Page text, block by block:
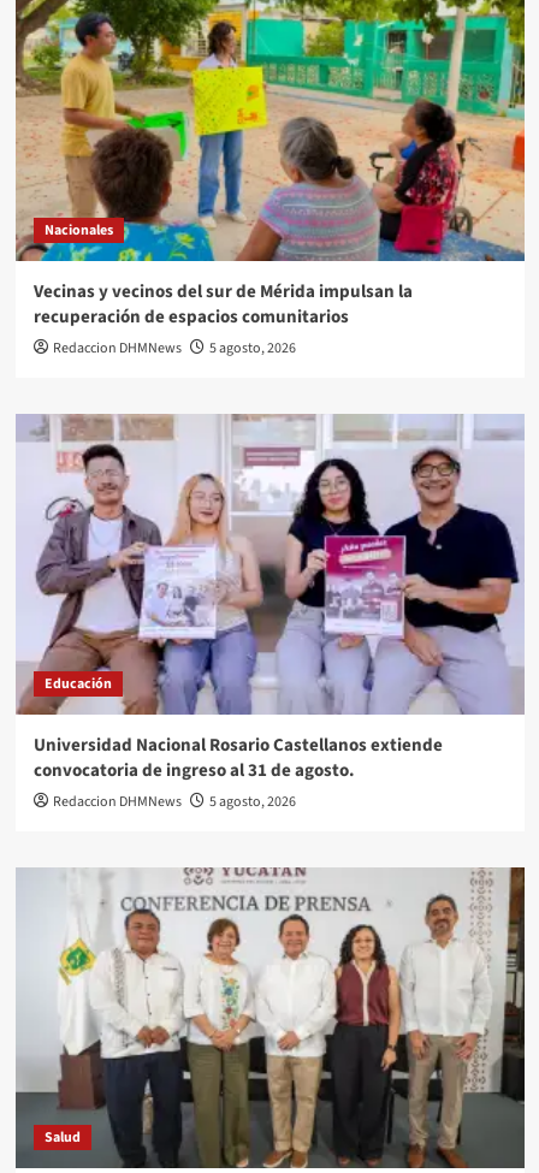
Nacionales
Vecinas y vecinos del sur de Mérida impulsan la
recuperación de espacios comunitarios
Redaccion DHMNews 5 agosto, 2026
Educación
Universidad Nacional Rosario Castellanos extiende
convocatoria de ingreso al 31 de agosto.
Redaccion DHMNews 5 agosto, 2026
Salud